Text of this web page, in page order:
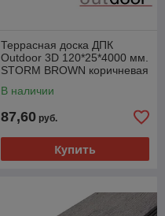
Террасная доска ДПК
Outdoor 3D 120*25*4000 мм.
STORM BROWN коричневая
В наличии
87,60 руб.
Купить